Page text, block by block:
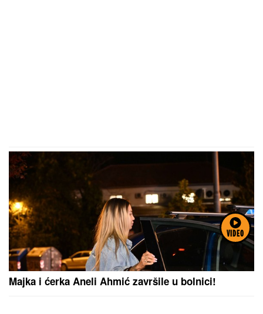
VIDEO
Majka i ćerka Aneli Ahmić završile u bolnici!